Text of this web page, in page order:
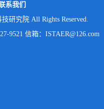
系我们
研究院 All Rights Reserved.
9521 信箱：ISTAER@126.com